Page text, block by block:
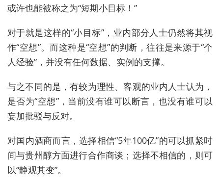
或许也能被称之为“短期小目标！”
对于就是这样的“小目标”，业内部分人士仍然将其视
作“空想”。而这种是“空想”的判断，往往是来源于“个
人经验”，并没有任何数据、实例的支撑。
与之不同的是，有较为理性、客观的业内人士认为，
是否为“空想”，当前没有谁可以断言，也没有谁可以
妄加批驳与反对。
对国内酒商而言，选择相信“5年100亿”的可以抓紧时
间与贵州醇方面进行合作商谈；选择不相信的，则可
以“静观其变”。